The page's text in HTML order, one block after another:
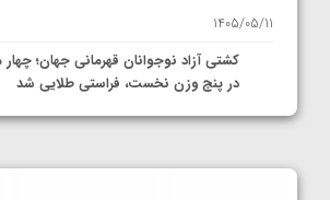
1405/05/11
کشتی آزاد نوجوانان قهرمانی جهان؛ چهار
در پنج وزن نخست، فراستی طلایی شد
1405/05/11